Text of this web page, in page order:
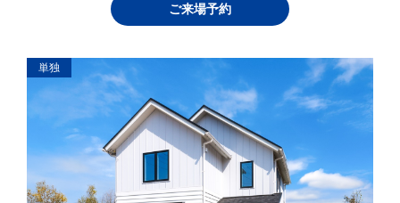
ご来場予約
単独